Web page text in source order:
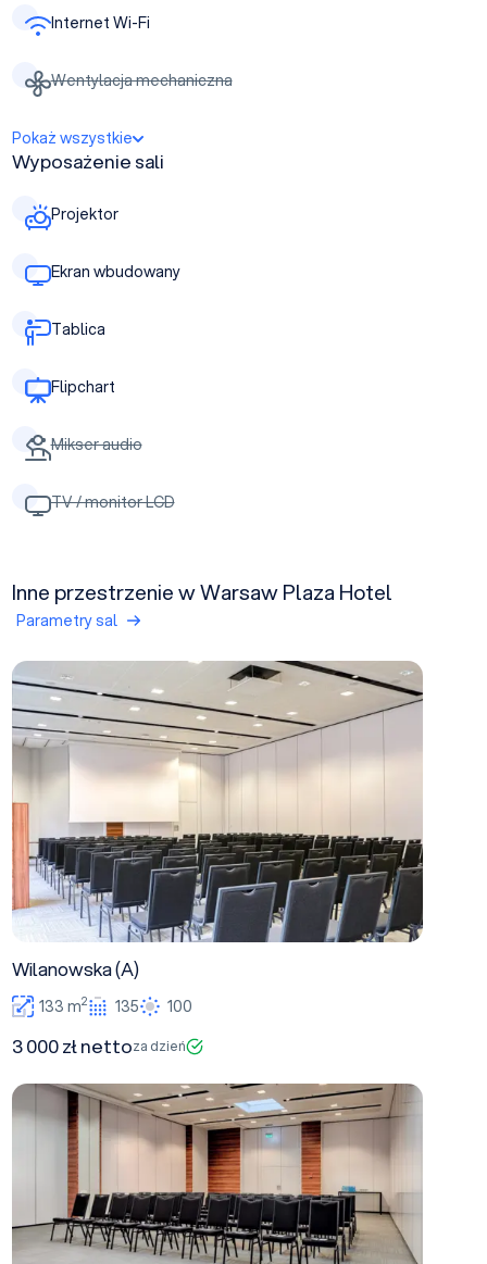
Internet Wi-Fi
Wentylacja mechaniczna
Pokaż wszystkie
Wyposażenie sali
Projektor
Ekran wbudowany
Tablica
Flipchart
Mikser audio
TV / monitor LCD
Inne przestrzenie w Warsaw Plaza Hotel
Parametry sal
Wilanowska (A)
Wilanowska (A)
133 m2 135 100
3 000 zł nettoza dzień
Mokotowska (B)